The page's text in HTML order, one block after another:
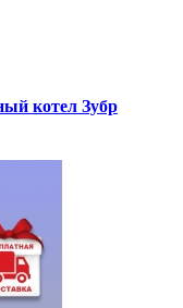
котел Зубр